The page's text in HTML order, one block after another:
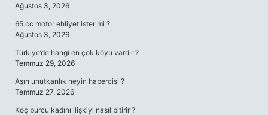
Ağustos 3, 2026
65 cc motor ehliyet ister mi ?
Ağustos 3, 2026
Türkiye’de hangi en çok köyü vardır ?
Temmuz 29, 2026
Aşırı unutkanlık neyin habercisi ?
Temmuz 27, 2026
Koç burcu kadını ilişkiyi nasıl bitirir ?